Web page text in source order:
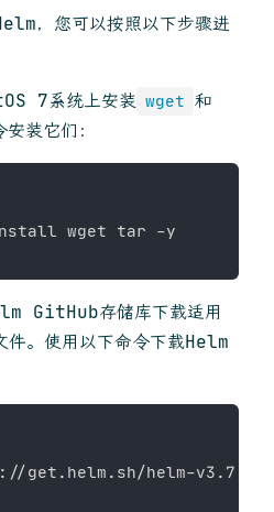
，您可以按照以下步骤进
7系统上安装 wget 和
装它们：
GitHub存储库下载适用
件。使用以下命令下载Helm